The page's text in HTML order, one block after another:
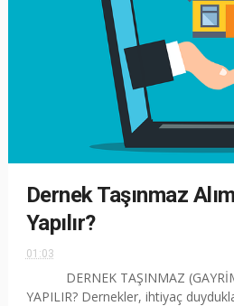
Dernek Taşınmaz
Yapılır?
01:03
DERNEK TAŞINMAZ
YAPILIR? Dernekler, ihtiyaç